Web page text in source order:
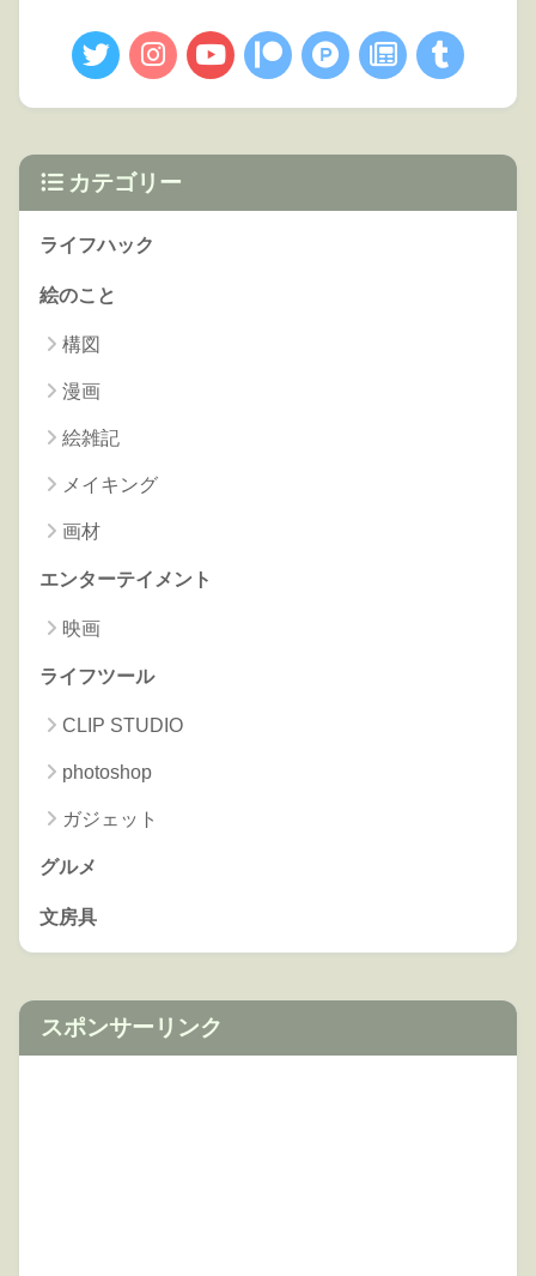
カテゴリー
ライフハック
絵のこと
構図
漫画
絵雑記
メイキング
画材
エンターテイメント
映画
ライフツール
CLIP STUDIO
photoshop
ガジェット
グルメ
文房具
スポンサーリンク